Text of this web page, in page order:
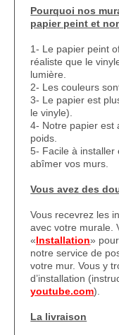
Pourquoi nos
papier peint et
1- Le papier peint
réaliste que le
lumière.
2- Les couleurs
3- Le papier est
le vinyle).
4- Notre papier est
poids.
5- Facile à installer
abîmer vos murs.
Vous avez des
Vous recevrez les
avec votre murale.
«Installation»
notre service de
votre mur. Vous y
d’installation
youtube.com).
La livraison